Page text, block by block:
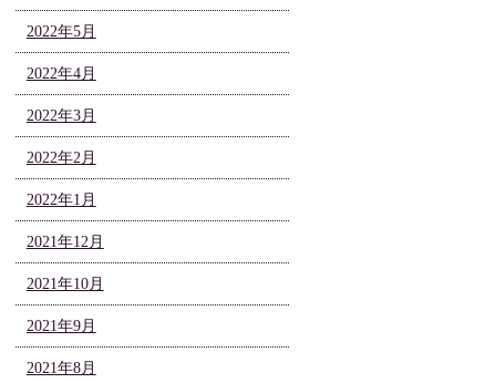
2022年5月
2022年4月
2022年3月
2022年2月
2022年1月
2021年12月
2021年10月
2021年9月
2021年8月